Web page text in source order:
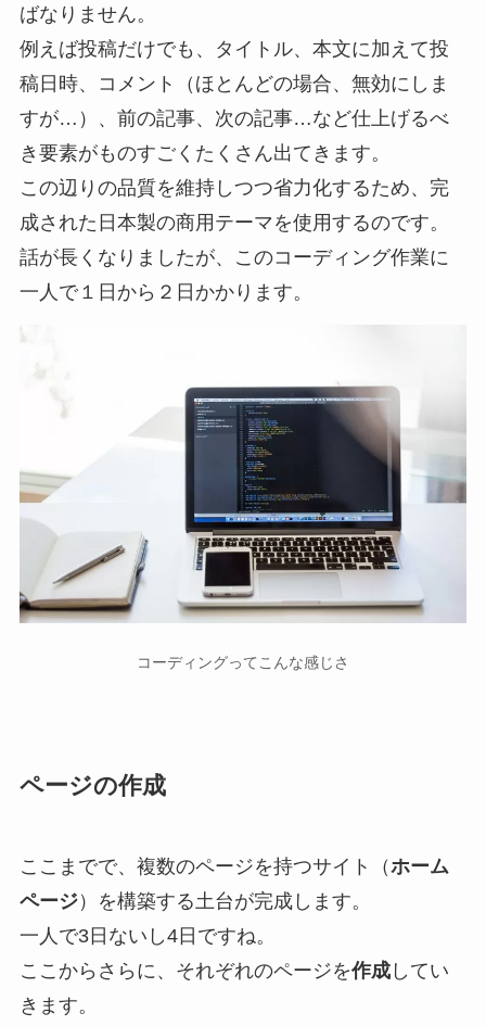
ばなりません。
例えば投稿だけでも、タイトル、本文に加えて投
稿日時、コメント（ほとんどの場合、無効にしま
すが…）、前の記事、次の記事…など仕上げるべ
き要素がものすごくたくさん出てきます。
この辺りの品質を維持しつつ省力化するため、完
成された日本製の商用テーマを使用するのです。
話が長くなりましたが、このコーディング作業に
一人で１日から２日かかります。
コーディングってこんな感じさ
ページの作成
ここまでで、複数のページを持つサイト（ホーム
ページ）を構築する土台が完成します。
一人で3日ないし4日ですね。
ここからさらに、それぞれのページを作成してい
きます。